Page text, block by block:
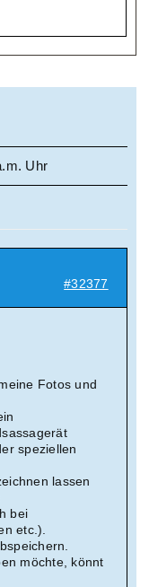
Uhr
#32377
Fotos und
speziellen
lassen
bei
etc.).
möchte, könnt